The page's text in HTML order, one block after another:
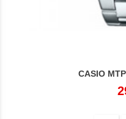
CASIO